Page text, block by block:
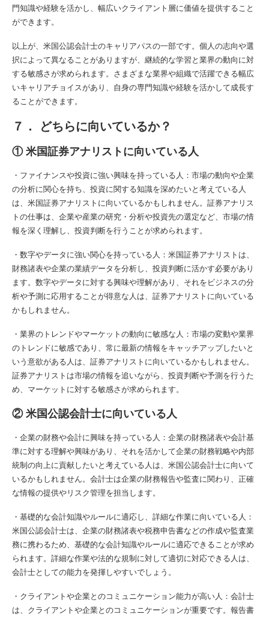
門知識や経験を活かし、幅広いクライアント層に価値を提供すること
ができます。
以上が、米国公認会計士のキャリアパスの一部です。個人の志向や選
択によって異なることがありますが、継続的な学習と業界の動向に対
する敏感さが求められます。さまざまな業界や組織で活躍できる幅広
いキャリアチョイスがあり、自身の専門知識や経験を活かして成長す
ることができます。
７． どちらに向いているか？
① 米国証券アナリストに向いている人
・ファイナンスや投資に強い興味を持っている人：市場の動向や企業
の分析に関心を持ち、投資に関する知識を深めたいと考えている人
は、米国証券アナリストに向いているかもしれません。証券アナリス
トの仕事は、企業や産業の研究・分析や投資先の選定など、市場の情
報を深く理解し、投資判断を行うことが求められます。
・数字やデータに強い関心を持っている人：米国証券アナリストは、
財務諸表や企業の業績データを分析し、投資判断に活かす必要があり
ます。数字やデータに対する興味や理解があり、それをビジネスの分
析や予測に応用することが得意な人は、証券アナリストに向いている
かもしれません。
・業界のトレンドやマーケットの動向に敏感な人：市場の変動や業界
のトレンドに敏感であり、常に最新の情報をキャッチアップしたいと
いう意欲がある人は、証券アナリストに向いているかもしれません。
証券アナリストは市場の情報を追いながら、投資判断や予測を行うた
め、マーケットに対する敏感さが求められます。
② 米国公認会計士に向いている人
・企業の財務や会計に興味を持っている人：企業の財務諸表や会計基
準に対する理解や興味があり、それを活かして企業の財務戦略や内部
統制の向上に貢献したいと考えている人は、米国公認会計士に向いて
いるかもしれません。会計士は企業の財務報告や監査に関わり、正確
な情報の提供やリスク管理を担当します。
・基礎的な会計知識やルールに適応し、詳細な作業に向いている人：
米国公認会計士は、企業の財務諸表や税務申告書などの作成や監査業
務に携わるため、基礎的な会計知識やルールに適応できることが求め
られます。詳細な作業や法的な規制に対して適切に対応できる人は、
会計士としての能力を発揮しやすいでしょう。
・クライアントや企業とのコミュニケーション能力が高い人：会計士
は、クライアントや企業とのコミュニケーションが重要です。報告書